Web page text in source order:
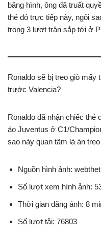
băng hình, ông đã truất
thẻ đỏ trực tiếp này, ngôi
trong 3 lượt trận sắp tới ở
Ronaldo sẽ bị treo giò mấy
trước Valencia?
Ronaldo đã nhận chiếc thẻ
áo Juventus ở C1/
sao này quan tâm là án
Nguồn hình ảnh:
Số lượt xem hình ảnh:
Thời gian đăng ảnh: 8
Số lượt tải: 76803